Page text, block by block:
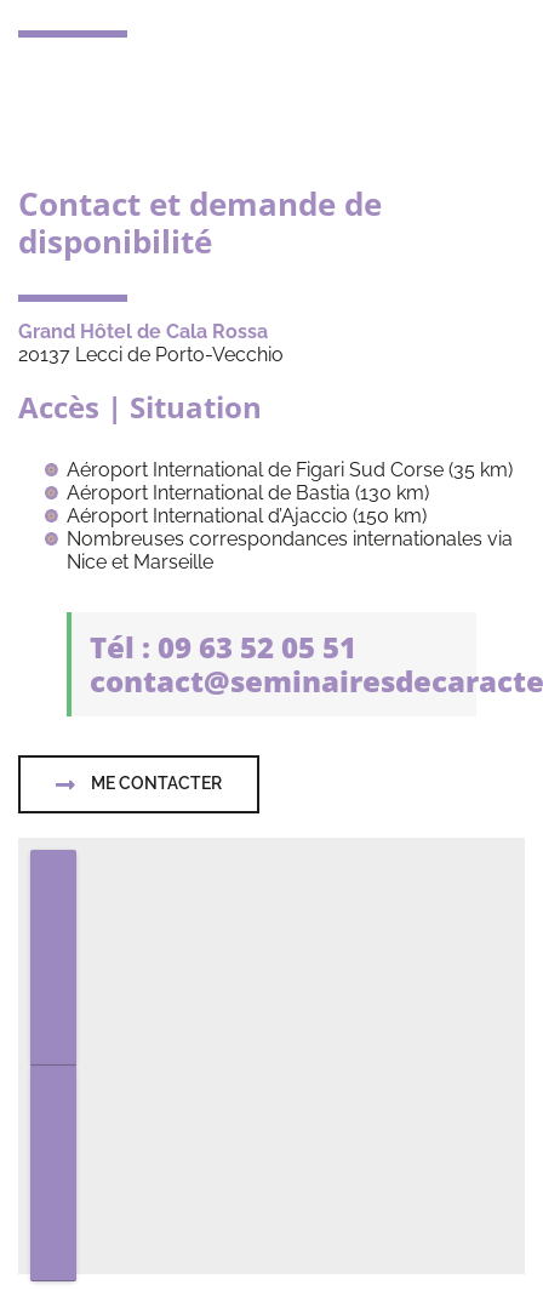
Contact et demande de
disponibilité
Grand Hôtel de Cala Rossa
20137 Lecci de Porto-Vecchio
Accès | Situation
Aéroport International de Figari Sud Corse (35 km)
Aéroport International de Bastia (130 km)
Aéroport International d’Ajaccio (150 km)
Nombreuses correspondances internationales via
Nice et Marseille
Tél : 09 63 52 05 51
ME CONTACTER